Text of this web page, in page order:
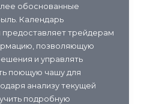
обоснованные
Календарь
трейдерам
позволяющую
и управлять
поющую чашу для
анализу текущей
подробную